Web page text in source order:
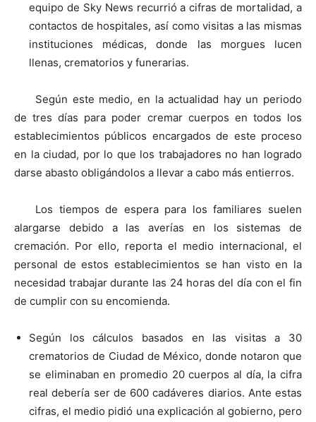
equipo de Sky News recurrió a cifras de mortalidad, a
contactos de hospitales, así como visitas a las mismas
instituciones médicas, donde las morgues lucen
llenas, crematorios y funerarias.
Según este medio, en la actualidad hay un periodo
de tres días para poder cremar cuerpos en todos los
establecimientos públicos encargados de este proceso
en la ciudad, por lo que los trabajadores no han logrado
darse abasto obligándolos a llevar a cabo más entierros.
Los tiempos de espera para los familiares suelen
alargarse debido a las averías en los sistemas de
cremación. Por ello, reporta el medio internacional, el
personal de estos establecimientos se han visto en la
necesidad trabajar durante las 24 horas del día con el fin
de cumplir con su encomienda.
Según los cálculos basados en las visitas a 30
crematorios de Ciudad de México, donde notaron que
se eliminaban en promedio 20 cuerpos al día, la cifra
real debería ser de 600 cadáveres diarios. Ante estas
cifras, el medio pidió una explicación al gobierno, pero